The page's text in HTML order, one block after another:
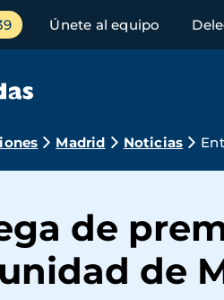
Únete al equipo
Madrid Noticias
de
de